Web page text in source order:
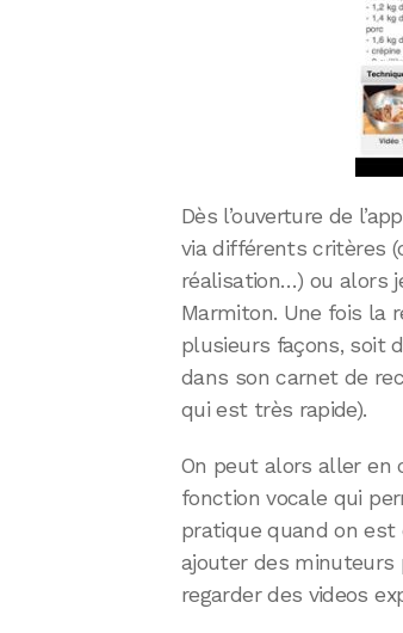
Dès l’ouverture de
via différents critères
réalisation…) ou alors
Marmiton. Une fois la
plusieurs façons, soit
dans son carnet de
qui est très rapide).
On peut alors aller en
fonction vocale qui
pratique quand on est
ajouter des minuteurs
regarder des videos